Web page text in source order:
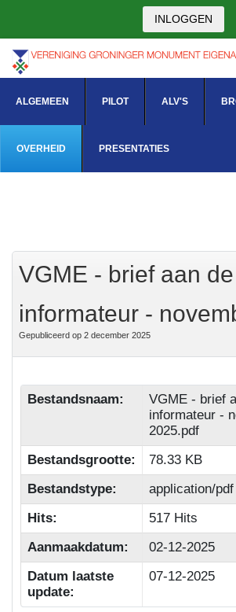
INLOGGEN
ALGEMEEN PILOT ALV'S
OVERHEID PRESENTATIES
VGME - brief aan de
informateur -
Gepubliceerd op 2 december 2025
Bestandsnaam:
VGME - brief
informateur -
2025.pdf
Bestandsgrootte:
78.33 KB
Bestandstype:
application/pdf
Hits:
517 Hits
Aanmaakdatum:
02-12-2025
Datum laatste
update:
07-12-2025